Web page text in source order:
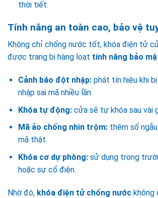
thời tiết.
Tính năng an toàn cao, bảo vệ
Không chỉ chống nước tốt, khóa điện tử
được trang bị hàng loạt tính năng bảo
Cảnh báo đột nhập:phát tín hiệu khi bị
nhập sai mã nhiều lần.
Khóa tự động:cửa sẽ tự khóa sau vài
Mã ảo chống nhìn trộm:thêm số
mã thật.
Khóa cơ dự phòng:sử dụng trong
hoặc sự cố điện.
Nhờ đó, khóa điện tử chống nước không